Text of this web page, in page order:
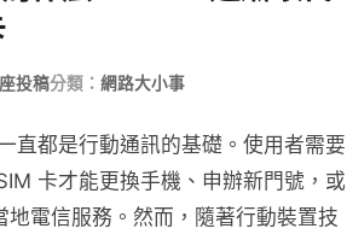
投稿分類： 網路大小事
直都是行動通訊的基礎。使用者需要
卡才能更換手機、申辦新門號，或
地電信服務。然而，隨著行動裝置技